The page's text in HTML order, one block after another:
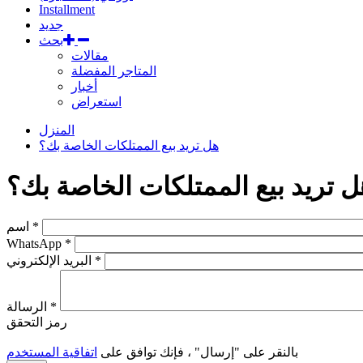
Installment
جديد
بحث
مقالات
المتاجر المفضلة
أخبار
استعراض
المنزل
هل تريد بيع الممتلكات الخاصة بك؟
تريد بيع الممتلكات الخاصة بك؟
*
WhatsApp *
*
*
رمز التحقق
بالنقر على "إرسال" ، فإنك توافق على اتفاقية المستخدم